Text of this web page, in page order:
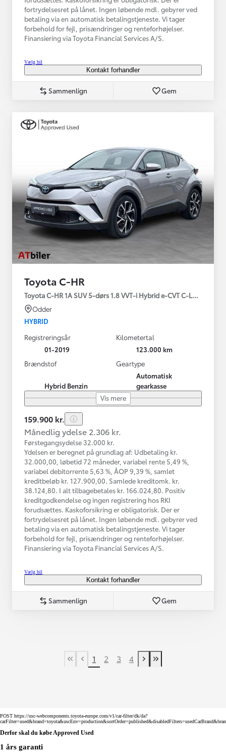
fortrydelsesret på lånet. Ingen løbende mdl. gebyrer ved
betaling via en automatisk betalingstjeneste. Vi tager
forbehold for fejl, prisændringer og renteforhøjelser.
Finansiering via Toyota Financial Services A/S.
Vælg bil
Kontakt forhandler
Sammenlign Gem
Toyota C-HR
Toyota C-HR 1A SUV 5-dørs 1.8 VVT-i Hybrid e-CVT C-LUB -
Odder
HYBRID
Registreringsår
01-2019
Kilometertal
123.000 km
Brændstof
Hybrid Benzin
Geartype
Automatisk
gearkasse
Vis mere
159.900 kr.
Månedlig ydelse 2.306 kr.
Førstegangsydelse 32.000 kr.
Ydelsen er beregnet på grundlag af: Udbetaling kr.
32.000,00, løbetid 72 måneder, variabel rente 5,49 %,
variabel debitorrente 5,63 %, ÅOP 9,39 %, samlet
kreditbeløb kr. 127.900,00. Samlede kreditomk. kr.
38.124,80. I alt tilbagebetales kr. 166.024,80. Positiv
kreditgodkendelse og ingen registrering hos RKI
forudsættes. Kaskoforsikring er obligatorisk. Der er
fortrydelsesret på lånet. Ingen løbende mdl. gebyrer ved
betaling via en automatisk betalingstjeneste. Vi tager
forbehold for fejl, prisændringer og renteforhøjelser.
Finansiering via Toyota Financial Services A/S.
Vælg bil
Kontakt forhandler
Sammenlign Gem
First Page
Tidligere side
1 2 3 4
Næste side
Last Page
POST https://usc-webcomponents.toyota-europe.com/v1/car-filter/dk/da?
Derfor skal du købe Approved Used
1 års garanti